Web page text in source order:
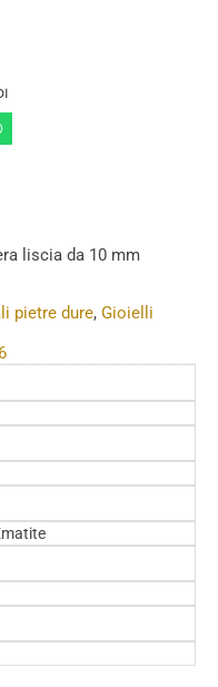
liscia da 10 mm
pietre dure, Gioielli